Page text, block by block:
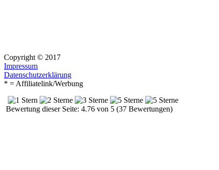
Copyright © 2017
Impressum
Datenschutzerklärung
* = Affiliatelink/Werbung
Bewertung dieser Seite: 4.76 von 5 (37 Bewertungen)